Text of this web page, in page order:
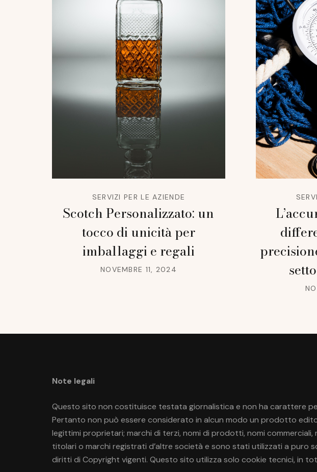
SERVIZI PER LE AZIENDE
Scotch Personalizzato: un
tocco di unicità per
imballaggi e regali
NOVEMBRE 11, 2024
Note legali
Questo sito non costituisce testata giornalistica e non ha carattere
Pertanto non può essere considerato in alcun modo un prodotto
legittimi proprietari; marchi di terzi, nomi di prodotti, nomi
titolari o marchi registrati d’altre società e sono stati utilizzati a puro
diritti di Copyright vigenti. Questo sito utilizza solo cookie tecnici, in